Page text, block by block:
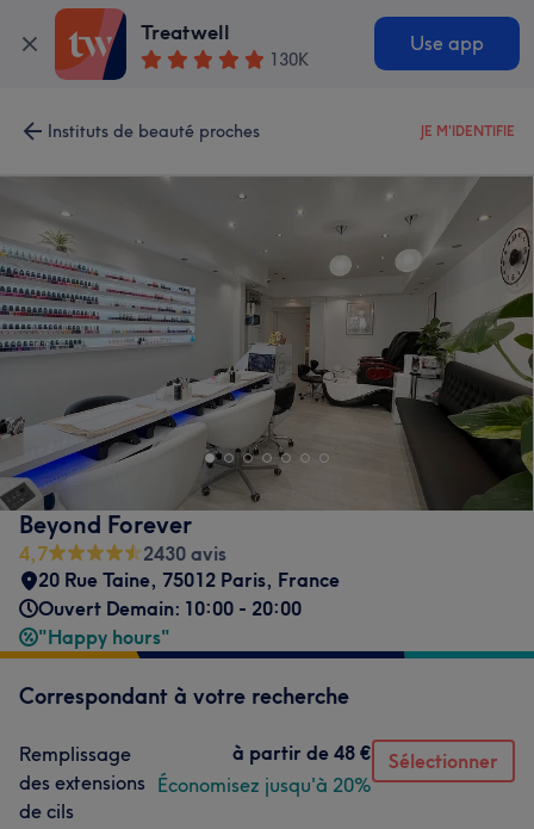
Treatwell
130K
Use app
Instituts de beauté proches JE M'IDENTIFIE
Beyond Forever
4,7
2430 avis
20 Rue Taine, 75012 Paris, France
Ouvert Demain: 10:00 - 20:00
"Happy hours"
Correspondant à votre recherche
Remplissage
des extensions
de cils
à partir de 48 €
Économisez jusqu'à 20%
Sélectionner